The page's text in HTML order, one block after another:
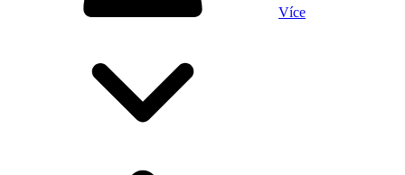
Více